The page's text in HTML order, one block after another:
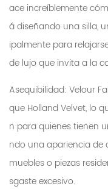
ace increíblemente
á diseñando una silla,
ipalmente para
de lujo que invita a la
Asequibilidad: Velour
que Holland Velvet, lo
n para quienes tienen
ndo una apariencia de
muebles o piezas
sgaste excesivo.